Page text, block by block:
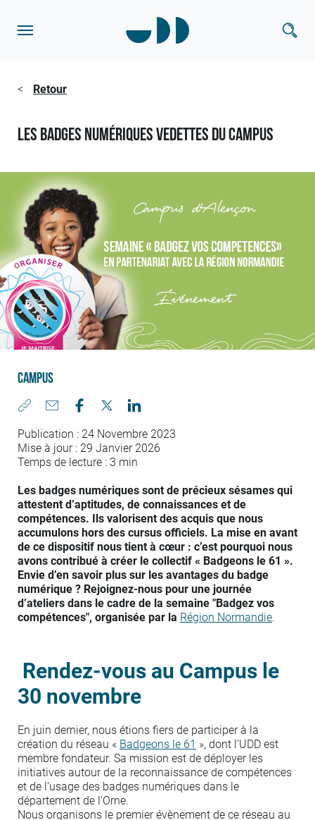
< Retour
Les badges numériques vedettes du Campus
Campus
Publication : 24 Novembre 2023
Mise à jour : 29 Janvier 2026
Temps de lecture : 3 min
Les badges numériques sont de précieux sésames qui
attestent d’aptitudes, de connaissances et de
compétences. Ils valorisent des acquis que nous
accumulons hors des cursus officiels. La mise en avant
de ce dispositif nous tient à cœur : c’est pourquoi nous
avons contribué à créer le collectif « Badgeons le 61 ».
Envie d’en savoir plus sur les avantages du badge
numérique ? Rejoignez-nous pour une journée
d’ateliers dans le cadre de la semaine "Badgez vos
compétences", organisée par la Région Normandie.
Rendez-vous au Campus le
30 novembre
En juin dernier, nous étions fiers de participer à la
création du réseau « Badgeons le 61 », dont l’UDD est
membre fondateur. Sa mission est de déployer les
initiatives autour de la reconnaissance de compétences
et de l’usage des badges numériques dans le
département de l’Orne.
Nous organisons le premier évènement de ce réseau au